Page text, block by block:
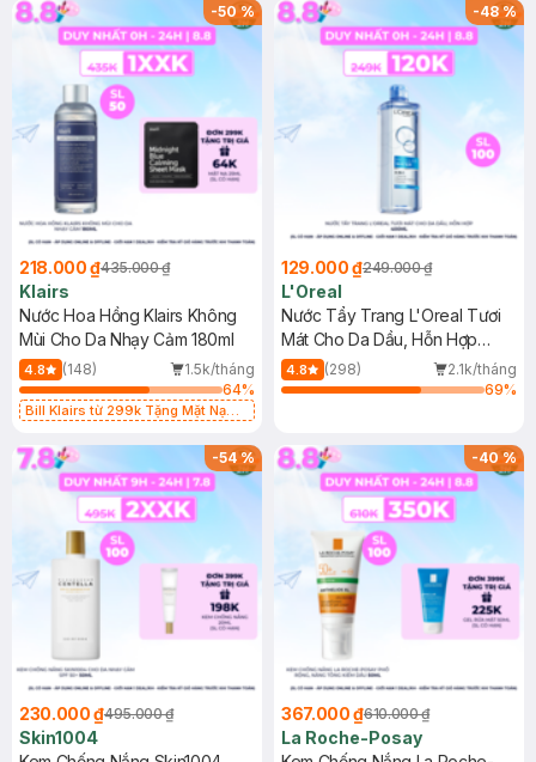
-50%
218.000 ₫435.000 ₫
Klairs
Nước Hoa Hồng Klairs Không
Mùi Cho Da Nhạy Cảm 180ml
4.8 (148)
1.5k/tháng
64%
Bill Klairs từ 299k Tặng Mặt Nạ
25ml (SL Có Hạn)
-48%
129.000 ₫249.000 ₫
L'Oreal
Nước Tẩy Trang L'Oreal Tươi
Mát Cho Da Dầu, Hỗn Hợp
400ml
4.8 (298)
2.1k/tháng
69%
-54%
230.000 ₫495.000 ₫
Skin1004
-40%
367.000 ₫610.000 ₫
La Roche-Posay